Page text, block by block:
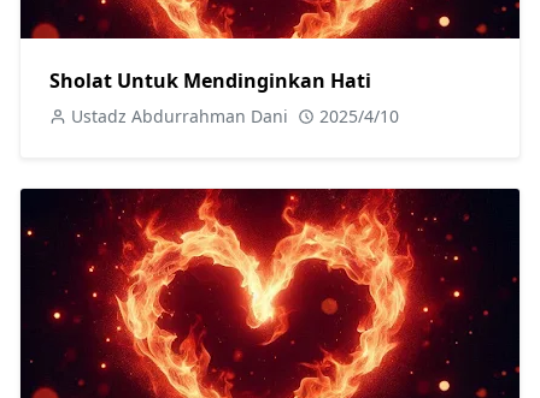
Sholat Untuk Mendinginkan Hati
Ustadz Abdurrahman Dani 2025/4/10